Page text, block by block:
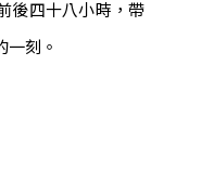
後四十八小時，帶
刻。